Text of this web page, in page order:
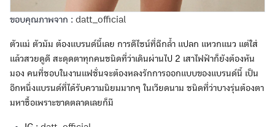
ขอบคุณภาพจาก : datt_official
ตัวแม่ ตัวมัม ต้องแบรนด์นี้เลย การดีไซน์ที่ฉีกล้ำ แปลก แหวกแนว แต่ใส่
แล้วสวยดูดี สะดุดตาทุกคนชนิดที่ว่าเดินผ่านไป 2 เสาไฟฟ้าก็ยังต้องหัน
มอง คนที่ชอบในงานแฟชั่นจะต้องหลงรักการออกแบบของแบรนด์นี้ เป็น
อีกหนึ่งแบรนด์ที่ได้รับความนิยมมากๆ ในเวียดนาม ชนิดที่ว่าบางรุ่นต้องตา
มหาซื้อเพราะขาดตลาดเลยก็มี